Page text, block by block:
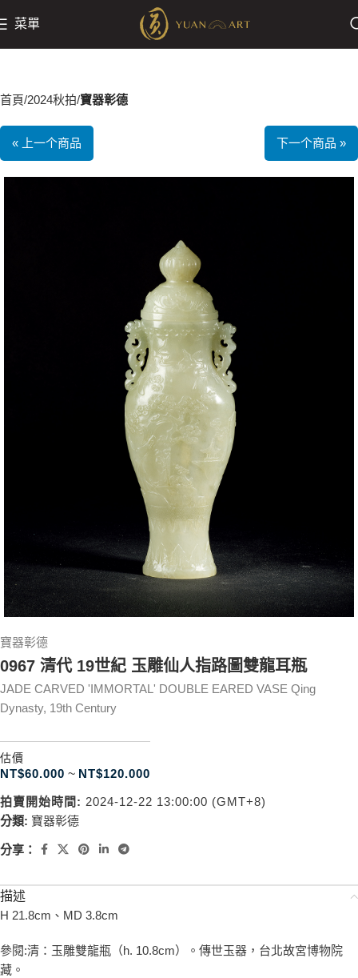
菜單
首頁 2024秋拍 寶器彰德
« 上一个商品 下一个商品 »
寶器彰德
0967 清代 19世紀 玉雕仙人指路圖雙龍耳瓶
JADE CARVED 'IMMORTAL' DOUBLE EARED VASE Qing
Dynasty, 19th Century
估價
NT$60.000 ~ NT$120.000
拍賣開始時間: 2024-12-22 13:00:00 (GMT+8)
分類: 寶器彰德
分享：
描述
H 21.8cm、MD 3.8cm
參閱:清：玉雕雙龍瓶（h. 10.8cm）。傳世玉器，台北故宮博物院
藏。